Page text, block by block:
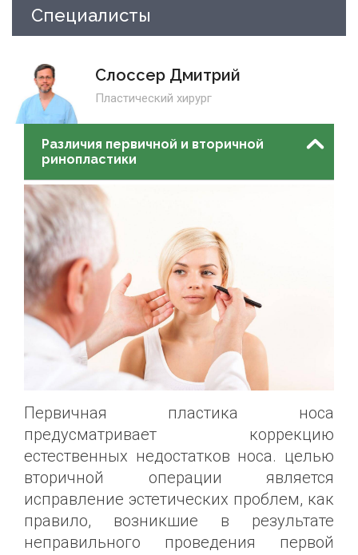
Специалисты
Слоссер Дмитрий
Пластический хирург
Различия первичной и вторичной
ринопластики
Первичная пластика носа
предусматривает коррекцию
естественных недостатков носа. целью
вторичной операции является
исправление эстетических проблем, как
правило, возникшие в результате
неправильного проведения первой